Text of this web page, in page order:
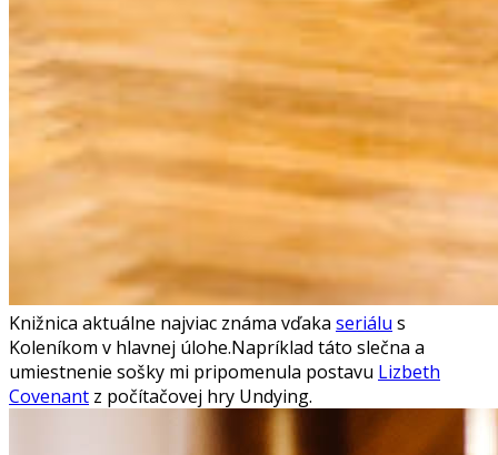
Knižnica aktuálne najviac známa vďaka seriálu s
Koleníkom v hlavnej úlohe.Napríklad táto slečna a
umiestnenie sošky mi pripomenula postavu Lizbeth
Covenant z počítačovej hry Undying.